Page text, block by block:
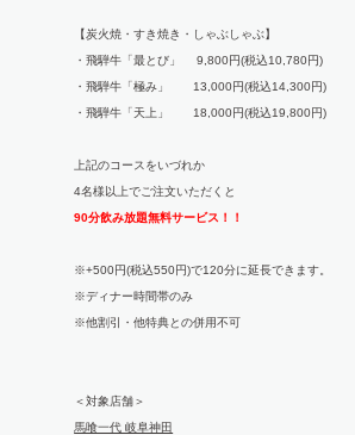
【炭火焼・すき焼き・しゃぶしゃぶ】
・飛騨牛「最とび」 9,800円(税込10,780円)
・飛騨牛「極み」 13,000円(税込14,300円)
・飛騨牛「天上」 18,000円(税込19,800円)
上記のコースをいづれか
4名様以上でご注文いただくと
90分飲み放題無料サービス！！
※+500円(税込550円)で120分に延長できます。
※ディナー時間帯のみ
※他割引・他特典との併用不可
＜対象店舗＞
馬喰一代 岐阜神田